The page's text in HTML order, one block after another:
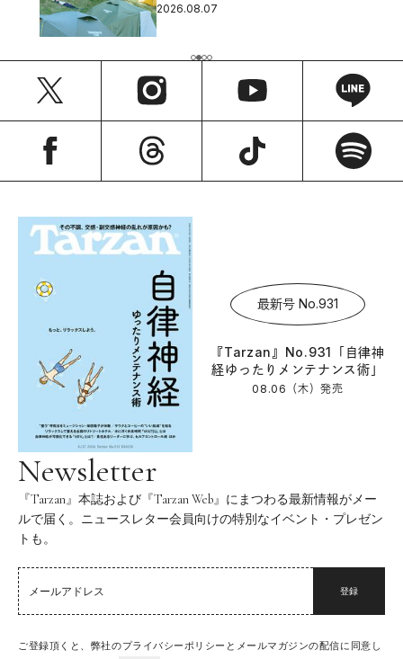
2026.08.07
最新号 No.931
『Tarzan』No.931「自律神
経ゆったりメンテナンス術」
08.06（木）発売
Newsletter
『Tarzan』本誌および『Tarzan Web』にまつわる最新情報がメー
ルで届く。ニュースレター会員向けの特別なイベント・プレゼン
トも。
登録
ご登録頂くと、弊社のプライバシーポリシーとメールマガジンの配信に同意し